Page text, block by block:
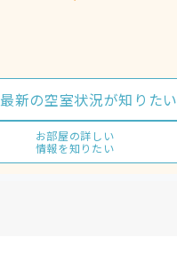
最新の空室状況が知りたい
お部屋の詳しい
情報を知りたい